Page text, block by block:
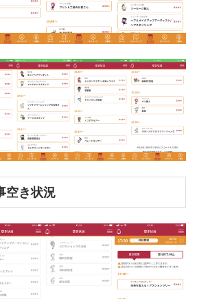
空き状況